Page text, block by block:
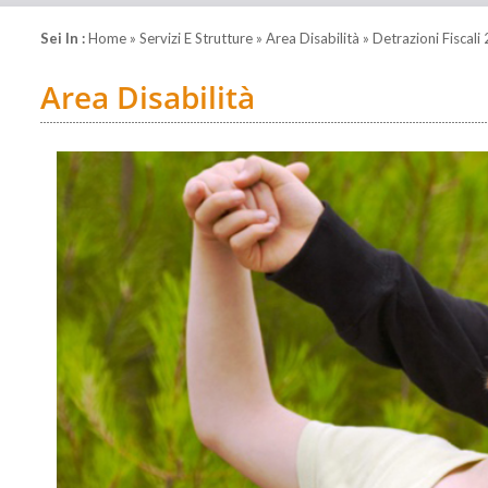
Sei In :Home » Servizi E Strutture » Area Disabilità » Detrazioni Fiscali
Area Disabilità